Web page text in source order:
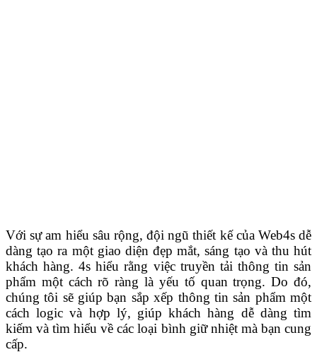
Với sự am hiểu sâu rộng, đội ngũ thiết kế của Web4s dễ
dàng tạo ra một giao diện đẹp mắt, sáng tạo và thu hút
khách hàng. 4s hiểu rằng việc truyền tải thông tin sản
phẩm một cách rõ ràng là yếu tố quan trọng. Do đó,
chúng tôi sẽ giúp bạn sắp xếp thông tin sản phẩm một
cách logic và hợp lý, giúp khách hàng dễ dàng tìm
kiếm và tìm hiểu về các loại bình giữ nhiệt mà bạn cung
cấp.